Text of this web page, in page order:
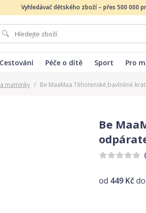
Vyhledávač dětského zboží – přes 500 000
Cestování Péče o dítě Sport Pro
maminky / Be MaaMaa Těhotenské,bavlněné
Be
od 449 Kčdo